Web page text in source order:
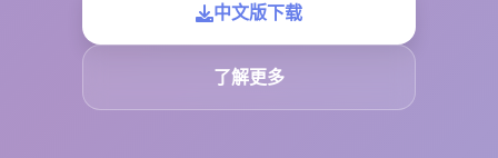
中文版下载
了解更多